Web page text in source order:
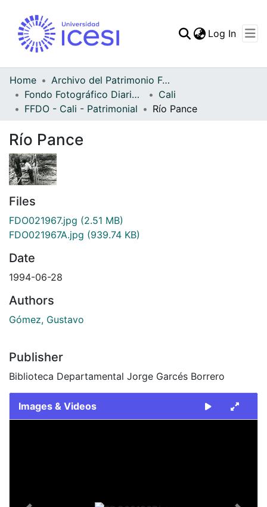
Statistics
Log In
Home
Archivo del Patrimonio Fotográfico y Fílmico del Valle del Cauca
Fondo Fotográfico Diario Occidente
Cali
FFDO - Cali - Patrimonial
Río Pance
Río Pance
Files
FDO021967.jpg (2.51 MB)
FDO021967A.jpg (939.74 KB)
Date
1994-06-28
Authors
Gómez, Gustavo
Publisher
Biblioteca Departamental Jorge Garcés Borrero
Images & Videos